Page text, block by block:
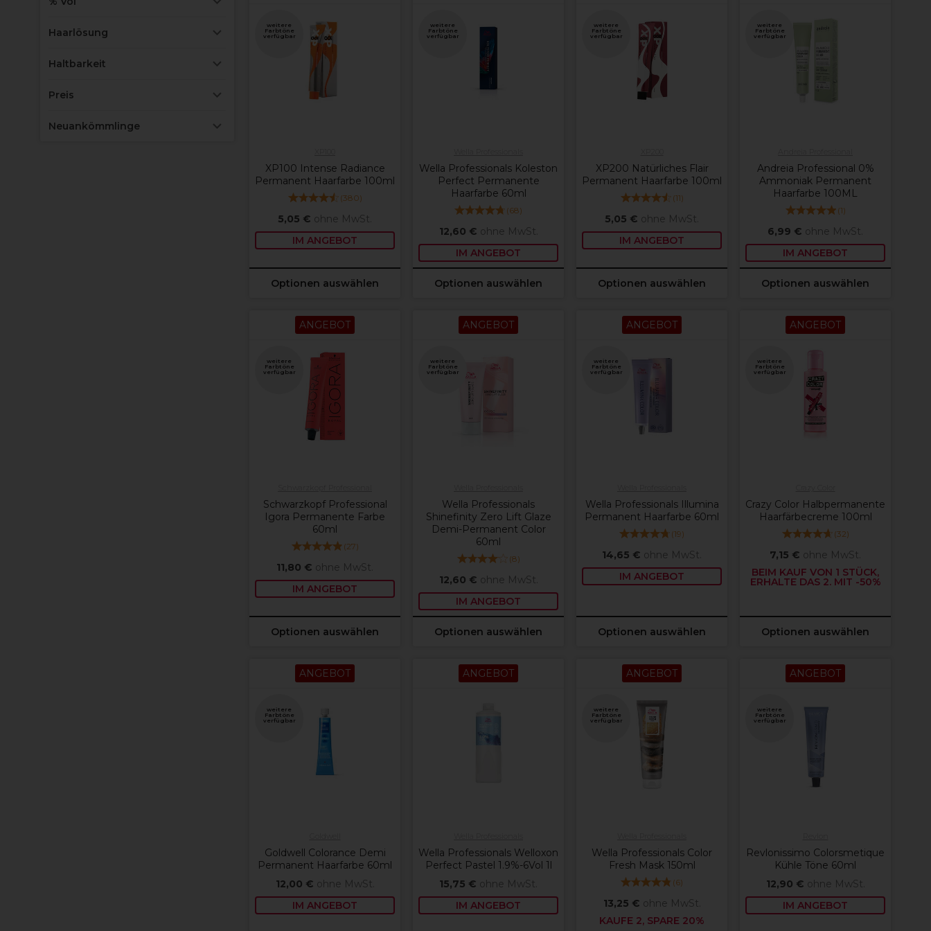
Haarlösung
Haltbarkeit
Preis
Neuankömmlinge
weitere
Farbtöne
verfügbar
XP100 Intense Radiance
Permanent Haarfarbe 100ml
(380)
5,05 € ohne MwSt.
IM ANGEBOT
Optionen auswählen
weitere
Farbtöne
verfügbar
Wella Professionals Koleston
Perfect Permanente
Haarfarbe 60ml
(68)
12,60 € ohne MwSt.
IM ANGEBOT
Optionen auswählen
weitere
Farbtöne
verfügbar
XP200 Natürliches Flair
Permanent Haarfarbe 100ml
(11)
5,05 € ohne MwSt.
IM ANGEBOT
Optionen auswählen
weitere
Farbtöne
verfügbar
Andreia Professional 0%
Ammoniak Permanent
Haarfarbe 100ML
(1)
6,99 € ohne MwSt.
IM ANGEBOT
Optionen auswählen
ANGEBOT
weitere
Farbtöne
verfügbar
Schwarzkopf Professional
Igora Permanente Farbe
60ml
(27)
11,80 € ohne MwSt.
IM ANGEBOT
Optionen auswählen
ANGEBOT
weitere
Farbtöne
verfügbar
Wella Professionals
Shinefinity Zero Lift Glaze
Demi-Permanent Color
60ml
(8)
12,60 € ohne MwSt.
IM ANGEBOT
Optionen auswählen
ANGEBOT
weitere
Farbtöne
verfügbar
Wella Professionals Illumina
Permanent Haarfarbe 60ml
(19)
14,65 € ohne MwSt.
IM ANGEBOT
Optionen auswählen
ANGEBOT
weitere
Farbtöne
verfügbar
Crazy Color Halbpermanente
Haarfärbecreme 100ml
(32)
7,15 € ohne MwSt.
BEIM KAUF VON 1 STÜCK,
ERHALTE DAS 2. MIT -50%
Optionen auswählen
ANGEBOT
weitere
Farbtöne
verfügbar
Goldwell Colorance Demi
Permanent Haarfarbe 60ml
12,00 € ohne MwSt.
IM ANGEBOT
ANGEBOT
Wella Professionals Welloxon
Perfect Pastel 1.9%-6Vol 1l
15,75 € ohne MwSt.
IM ANGEBOT
ANGEBOT
weitere
Farbtöne
verfügbar
Wella Professionals Color
Fresh Mask 150ml
(6)
13,25 € ohne MwSt.
KAUFE 2, SPARE 20%
ANGEBOT
weitere
Farbtöne
verfügbar
Revlonissimo Colorsmetique
Kühle Töne 60ml
12,90 € ohne MwSt.
IM ANGEBOT